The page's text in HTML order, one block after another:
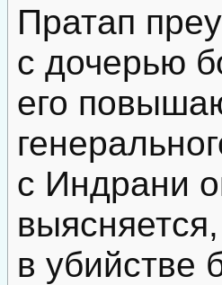
Пратап
с дочерью
его
с Индрани
в убийстве